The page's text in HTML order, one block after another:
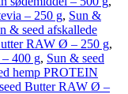
– 250 g, Sun &
& seed afskallede
RAW Ø – 250 g,
400 g, Sun & seed
hemp PROTEIN
Butter RAW Ø –